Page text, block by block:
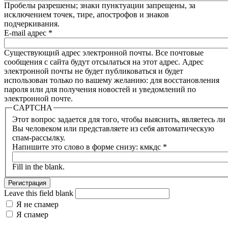
Пробелы разрешены; знаки пунктуации запрещены, за
исключением точек, тире, апострофов и знаков
подчеркивания.
E-mail адрес *
Существующий адрес электронной почты. Все почтовые
сообщения с сайта будут отсылаться на этот адрес. Адрес
электронной почты не будет публиковаться и будет
использован только по вашему желанию: для восстановления
пароля или для получения новостей и уведомлений по
электронной почте.
CAPTCHA
Этот вопрос задается для того, чтобы выяснить, являетесь ли
Вы человеком или представляете из себя автоматическую
спам-рассылку.
Напишите это слово в форме снизу: кмкдс *
Fill in the blank.
Leave this field blank
Я не спамер
Я спамер